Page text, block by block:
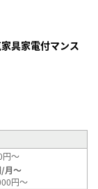
具家電付マンス
円～
/月～
円～